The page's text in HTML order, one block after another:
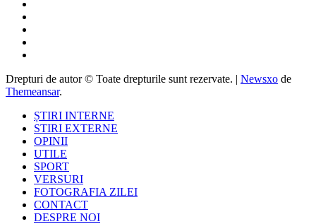
Drepturi de autor © Toate drepturile sunt rezervate. | Newsxo de
Themeansar.
ȘTIRI INTERNE
STIRI EXTERNE
OPINII
UTILE
SPORT
VERSURI
FOTOGRAFIA ZILEI
CONTACT
DESPRE NOI